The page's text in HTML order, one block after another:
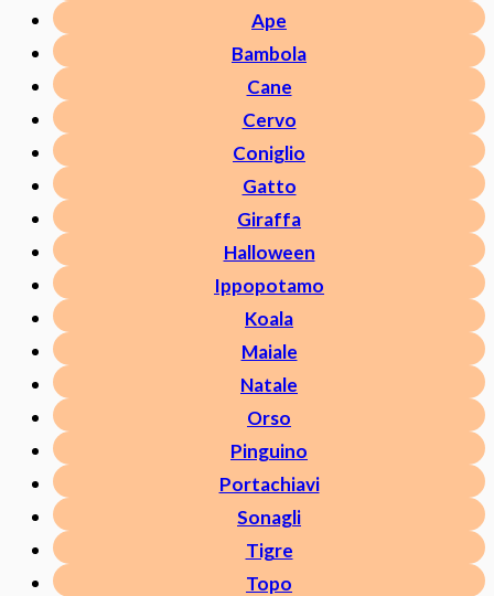
Ape
Bambola
Cane
Cervo
Coniglio
Gatto
Giraffa
Halloween
Ippopotamo
Koala
Maiale
Natale
Orso
Pinguino
Portachiavi
Sonagli
Tigre
Topo